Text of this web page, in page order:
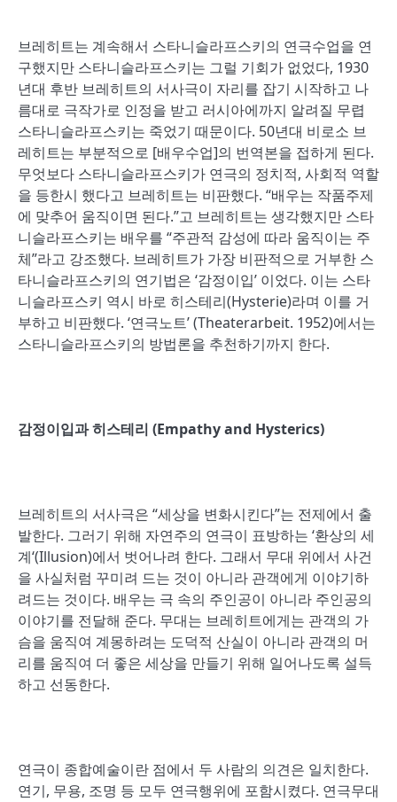
브레히트는 계속해서 스타니슬라프스키의 연극수업을 연
구했지만 스타니슬라프스키는 그럴 기회가 없었다, 1930
년대 후반 브레히트의 서사극이 자리를 잡기 시작하고 나
름대로 극작가로 인정을 받고 러시아에까지 알려질 무렵
스타니슬라프스키는 죽었기 때문이다. 50년대 비로소 브
레히트는 부분적으로 [배우수업]의 번역본을 접하게 된다.
무엇보다 스타니슬라프스키가 연극의 정치적, 사회적 역할
을 등한시 했다고 브레히트는 비판했다. “배우는 작품주제
에 맞추어 움직이면 된다.”고 브레히트는 생각했지만 스타
니슬라프스키는 배우를 “주관적 감성에 따라 움직이는 주
체”라고 강조했다. 브레히트가 가장 비판적으로 거부한 스
타니슬라프스키의 연기법은 ‘감정이입’ 이었다. 이는 스타
니슬라프스키 역시 바로 히스테리(Hysterie)라며 이를 거
부하고 비판했다. ‘연극노트’ (Theaterarbeit. 1952)에서는
스타니슬라프스키의 방법론을 추천하기까지 한다.
감정이입과 히스테리 (Empathy and Hysterics)
브레히트의 서사극은 “세상을 변화시킨다”는 전제에서 출
발한다. 그러기 위해 자연주의 연극이 표방하는 ‘환상의 세
계‘(Illusion)에서 벗어나려 한다. 그래서 무대 위에서 사건
을 사실처럼 꾸미려 드는 것이 아니라 관객에게 이야기하
려드는 것이다. 배우는 극 속의 주인공이 아니라 주인공의
이야기를 전달해 준다. 무대는 브레히트에게는 관객의 가
슴을 움직여 계몽하려는 도덕적 산실이 아니라 관객의 머
리를 움직여 더 좋은 세상을 만들기 위해 일어나도록 설득
하고 선동한다.
연극이 종합예술이란 점에서 두 사람의 의견은 일치한다.
연기, 무용, 조명 등 모두 연극행위에 포함시켰다. 연극무대